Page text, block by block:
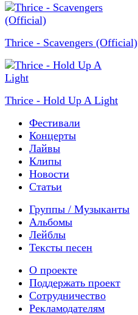
Thrice - Scavengers (Official)
Thrice - Hold Up A Light
Фестивали
Концерты
Лайвы
Клипы
Новости
Статьи
Группы / Музыканты
Альбомы
Лейблы
Тексты песен
О проекте
Поддержать проект
Сотрудничество
Рекламодателям